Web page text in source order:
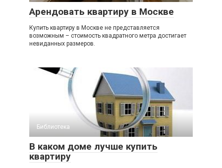
Арендовать квартиру в Москве
Купить квартиру в Москве не представляется
возможным – стоимость квадратного метра достигает
невиданных размеров.
Библиотека
В каком доме лучше купить
квартиру